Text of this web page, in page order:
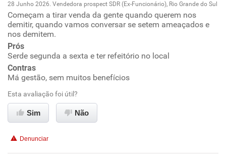
Conciliação com a vida familiar
Benefícios
Recomenda esta empresa
Oportunidade de promoção
Conciliação com a vida familiar
Benefícios
Recomenda esta empresa
28 Junho 2026. Vendedora prospect SDR (Ex-Funcionário), Rio Grande do Sul
Começam a tirar venda da gente quando querem nos
demitir, quando vamos conversar se setem ameaçados e
nos demitem.
Prós
Serde segunda a sexta e ter refeitório no local
Contras
Má gestão, sem muitos benefícios
Esta avaliação foi útil?
Sim Não
Denunciar